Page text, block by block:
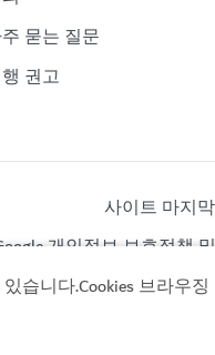
습니다.Cookies 브라우
묻는 질문
권고
사이트 마지
개인정보 보호정책 및